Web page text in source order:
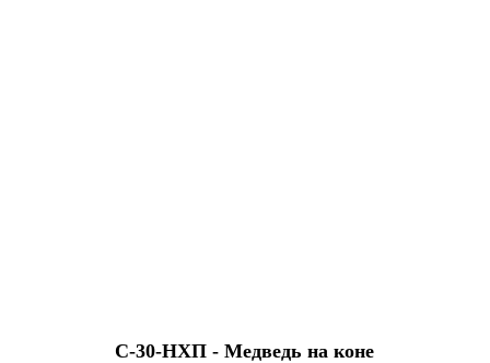
С-30-HХП - Медведь на коне